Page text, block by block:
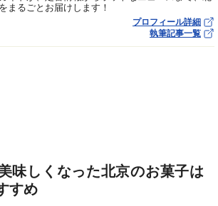
まるごとお届けします！
プロフィール詳細
執筆記事一覧
味しくなった北京のお菓子は
すめ